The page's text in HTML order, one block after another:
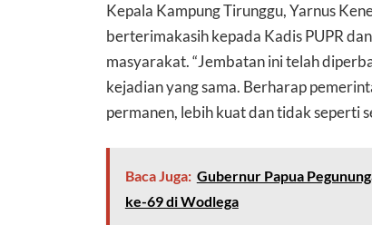
Kepala Kampung Tirunggu, Yarnus
berterimakasih kepada Kadis PUPR
masyarakat. “Jembatan ini telah
kejadian yang sama. Berharap
permanen, lebih kuat dan tidak seperti
Baca Juga: Gubernur Papua
ke-69 di Wodlega